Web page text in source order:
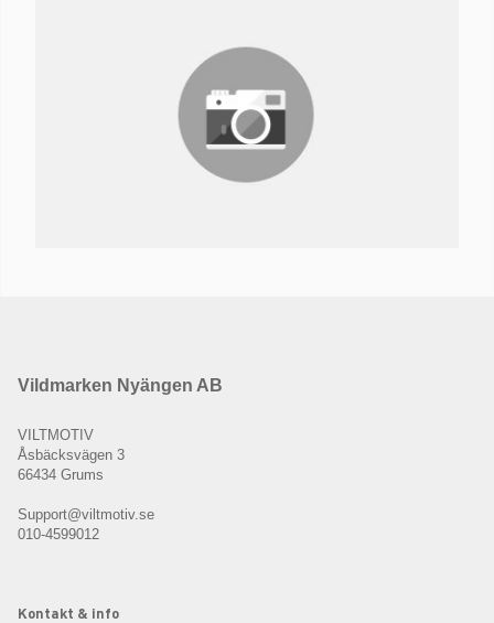
Vildmarken Nyängen AB
VILTMOTIV
Åsbäcksvägen 3
66434 Grums
Support@viltmotiv.se
010-4599012
Kontakt & info